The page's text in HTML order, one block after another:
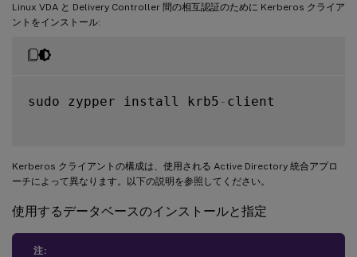
Linux VDA と Delivery Controller 間の相互認証のために Kerberos クライア
ントをインストール:
sudo zypper install krb5 - client
Kerberos クライアントの構成は、使用される Active Directory 統合アプロ
ーチによって異なります。以下の説明を参照してください。
使用するデータベースのインストールと指定
注: